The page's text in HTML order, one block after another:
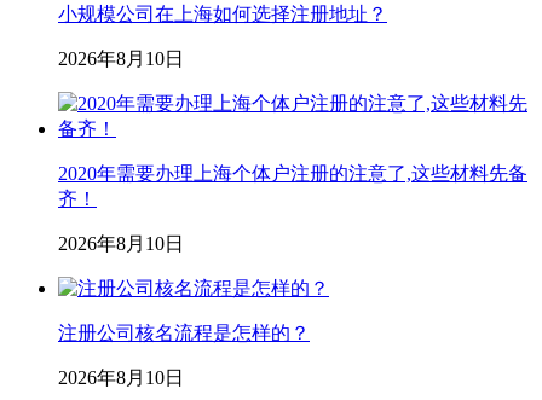
小规模公司在上海如何选择注册地址？
2026年8月10日
2020年需要办理上海个体户注册的注意了,这些材料先备
齐！
2026年8月10日
注册公司核名流程是怎样的？
2026年8月10日